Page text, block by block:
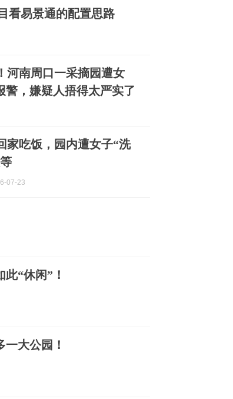
看易景通的配置思路
河南周口一采摘园遭女
警，嫌疑人捂得太严实了
家吃饭，园内遭女子“洗
07-23
“休闲”！
大公园！